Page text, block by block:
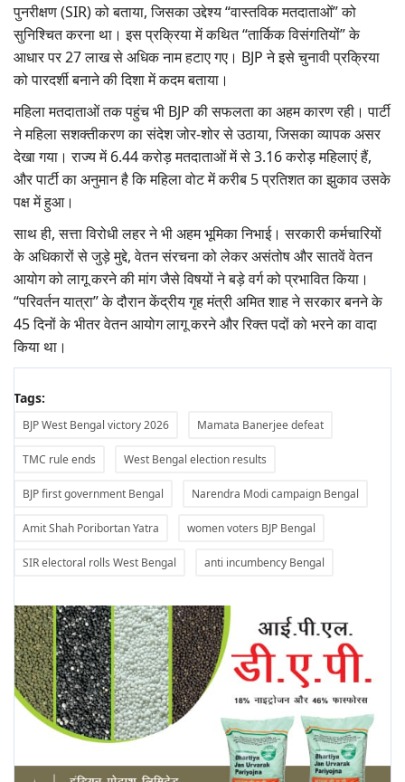
पुनरीक्षण (SIR) को बताया, जिसका उद्देश्य “वास्तविक मतदाताओं” को
सुनिश्चित करना था। इस प्रक्रिया में कथित “तार्किक विसंगतियों” के
आधार पर 27 लाख से अधिक नाम हटाए गए। BJP ने इसे चुनावी प्रक्रिया
को पारदर्शी बनाने की दिशा में कदम बताया।
महिला मतदाताओं तक पहुंच भी BJP की सफलता का अहम कारण रही। पार्टी
ने महिला सशक्तीकरण का संदेश जोर-शोर से उठाया, जिसका व्यापक असर
देखा गया। राज्य में 6.44 करोड़ मतदाताओं में से 3.16 करोड़ महिलाएं हैं,
और पार्टी का अनुमान है कि महिला वोट में करीब 5 प्रतिशत का झुकाव उसके
पक्ष में हुआ।
साथ ही, सत्ता विरोधी लहर ने भी अहम भूमिका निभाई। सरकारी कर्मचारियों
के अधिकारों से जुड़े मुद्दे, वेतन संरचना को लेकर असंतोष और सातवें वेतन
आयोग को लागू करने की मांग जैसे विषयों ने बड़े वर्ग को प्रभावित किया।
“परिवर्तन यात्रा” के दौरान केंद्रीय गृह मंत्री अमित शाह ने सरकार बनने के
45 दिनों के भीतर वेतन आयोग लागू करने और रिक्त पदों को भरने का वादा
किया था।
Tags:
BJP West Bengal victory 2026 Mamata Banerjee defeat
TMC rule ends West Bengal election results
BJP first government Bengal Narendra Modi campaign Bengal
Amit Shah Poribortan Yatra women voters BJP Bengal
SIR electoral rolls West Bengal anti incumbency Bengal